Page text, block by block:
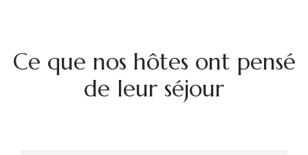
Ce que nos hôtes ont pensé
de leur séjour